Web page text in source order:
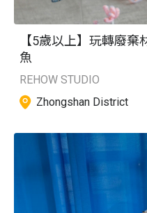
【5歲以上】玩轉廢
魚
REHOW STUDIO
Zhongshan District